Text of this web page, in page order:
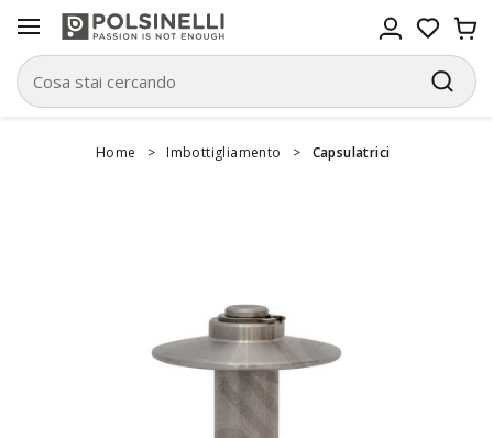
Home > Imbottigliamento > Capsulatrici